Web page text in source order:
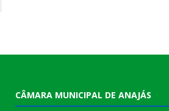
CÂMARA MUNICIPAL DE ANAJÁS